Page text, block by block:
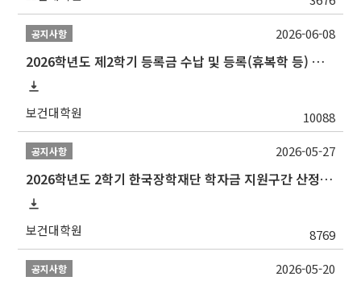
공지사항
2026학년도 제2학기 등록금 수납 및 등록(휴복학 등) 일정 안내
보건대학원 10088
2026-06-08
공지사항
2026학년도 2학기 한국장학재단 학자금 지원구간 산정 신청 안내
보건대학원 8769
2026-05-27
공지사항 2026-05-20